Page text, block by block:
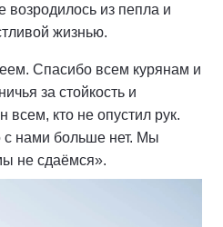
возродилось из пепла и
жизнью.
Спасибо всем курянам и
за стойкость и
всем, кто не опустил рук.
с нами больше нет. Мы
не сдаёмся».